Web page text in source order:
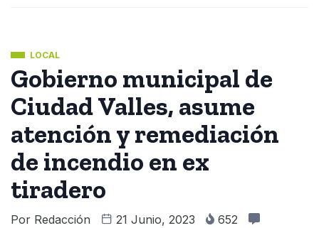
LOCAL
Gobierno municipal de
Ciudad Valles, asume
atención y remediación
de incendio en ex
tiradero
Por Redacción 21 Junio, 2023
652